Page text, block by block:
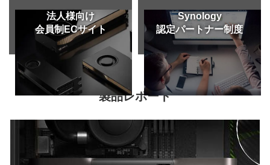
法人様向け
会員制ECサイト
Synology
認定パートナー制度
製品レポート